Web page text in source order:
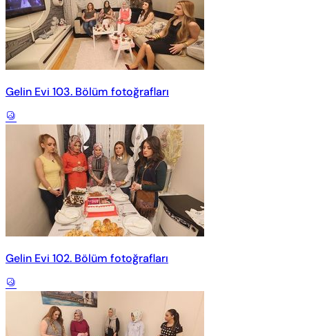
Gelin Evi 103. Bölüm fotoğrafları
Gelin Evi 102. Bölüm fotoğrafları